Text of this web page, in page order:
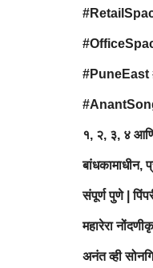
#PuneEast
१, २, ३, ४
बांधकामाधीन,
संपूर्ण पुणे |
महारेरा
अनंत व्ही